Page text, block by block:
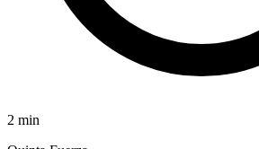
2 min